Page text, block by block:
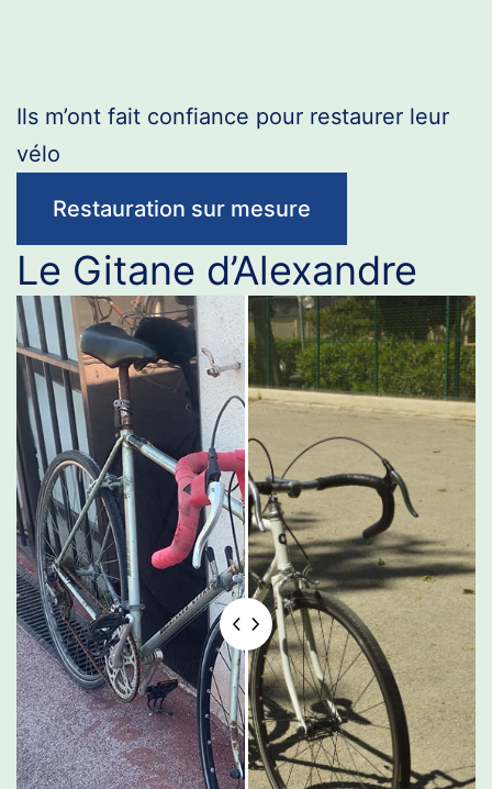
Ils m’ont fait confiance pour restaurer leur
vélo
Restauration sur mesure
Le Gitane d’Alexandre